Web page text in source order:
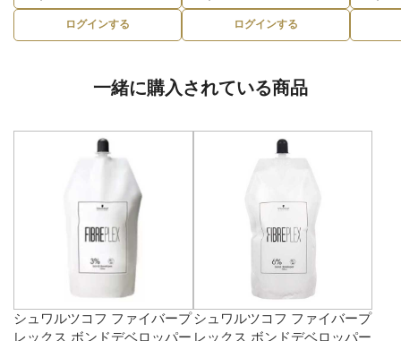
ログインする ログインする
一緒に購入されている商品
シュワルツコフ ファイバープ
レックス ボンドデベロッパー
シュワルツコフ ファイバープ
レックス ボンドデベロッパー